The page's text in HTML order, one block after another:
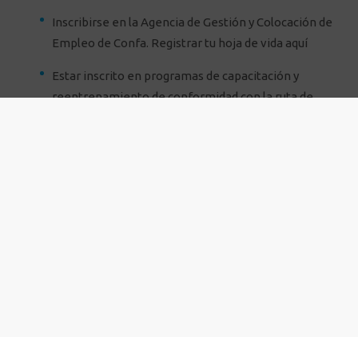
Inscribirse en la Agencia de Gestión y Colocación de
Empleo de Confa. Registrar tu hoja de vida aquí
Estar inscrito en programas de capacitación y
reentrenamiento de conformidad con la ruta de